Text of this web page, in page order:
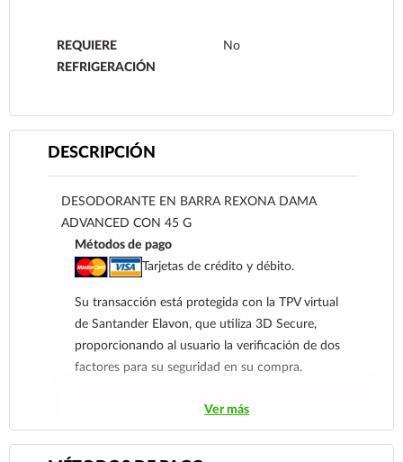
REQUIERE
REFRIGERACIÓN
No
DESCRIPCIÓN
DESODORANTE EN BARRA REXONA DAMA
ADVANCED CON 45 G
Métodos de pago
Tarjetas de crédito y débito.
Su transacción está protegida con la TPV virtual
de Santander Elavon, que utiliza 3D Secure,
proporcionando al usuario la verificación de dos
factores para su seguridad en su compra.
Contra Entrega para clientes de
Ver más